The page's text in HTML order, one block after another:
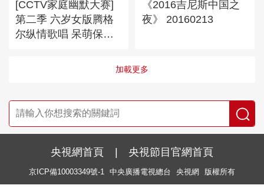
[CCTV家庭幽默大赛]
第二季 六岁女版腾格
尔纵情歌唱 呆萌保镖
《2016吉尼斯中国之
夜》 20160213
加載更多
央視網首頁 | 央視節目官網首頁
京ICP備10003349號-1 中央廣播電視總台 央視網 版權所有